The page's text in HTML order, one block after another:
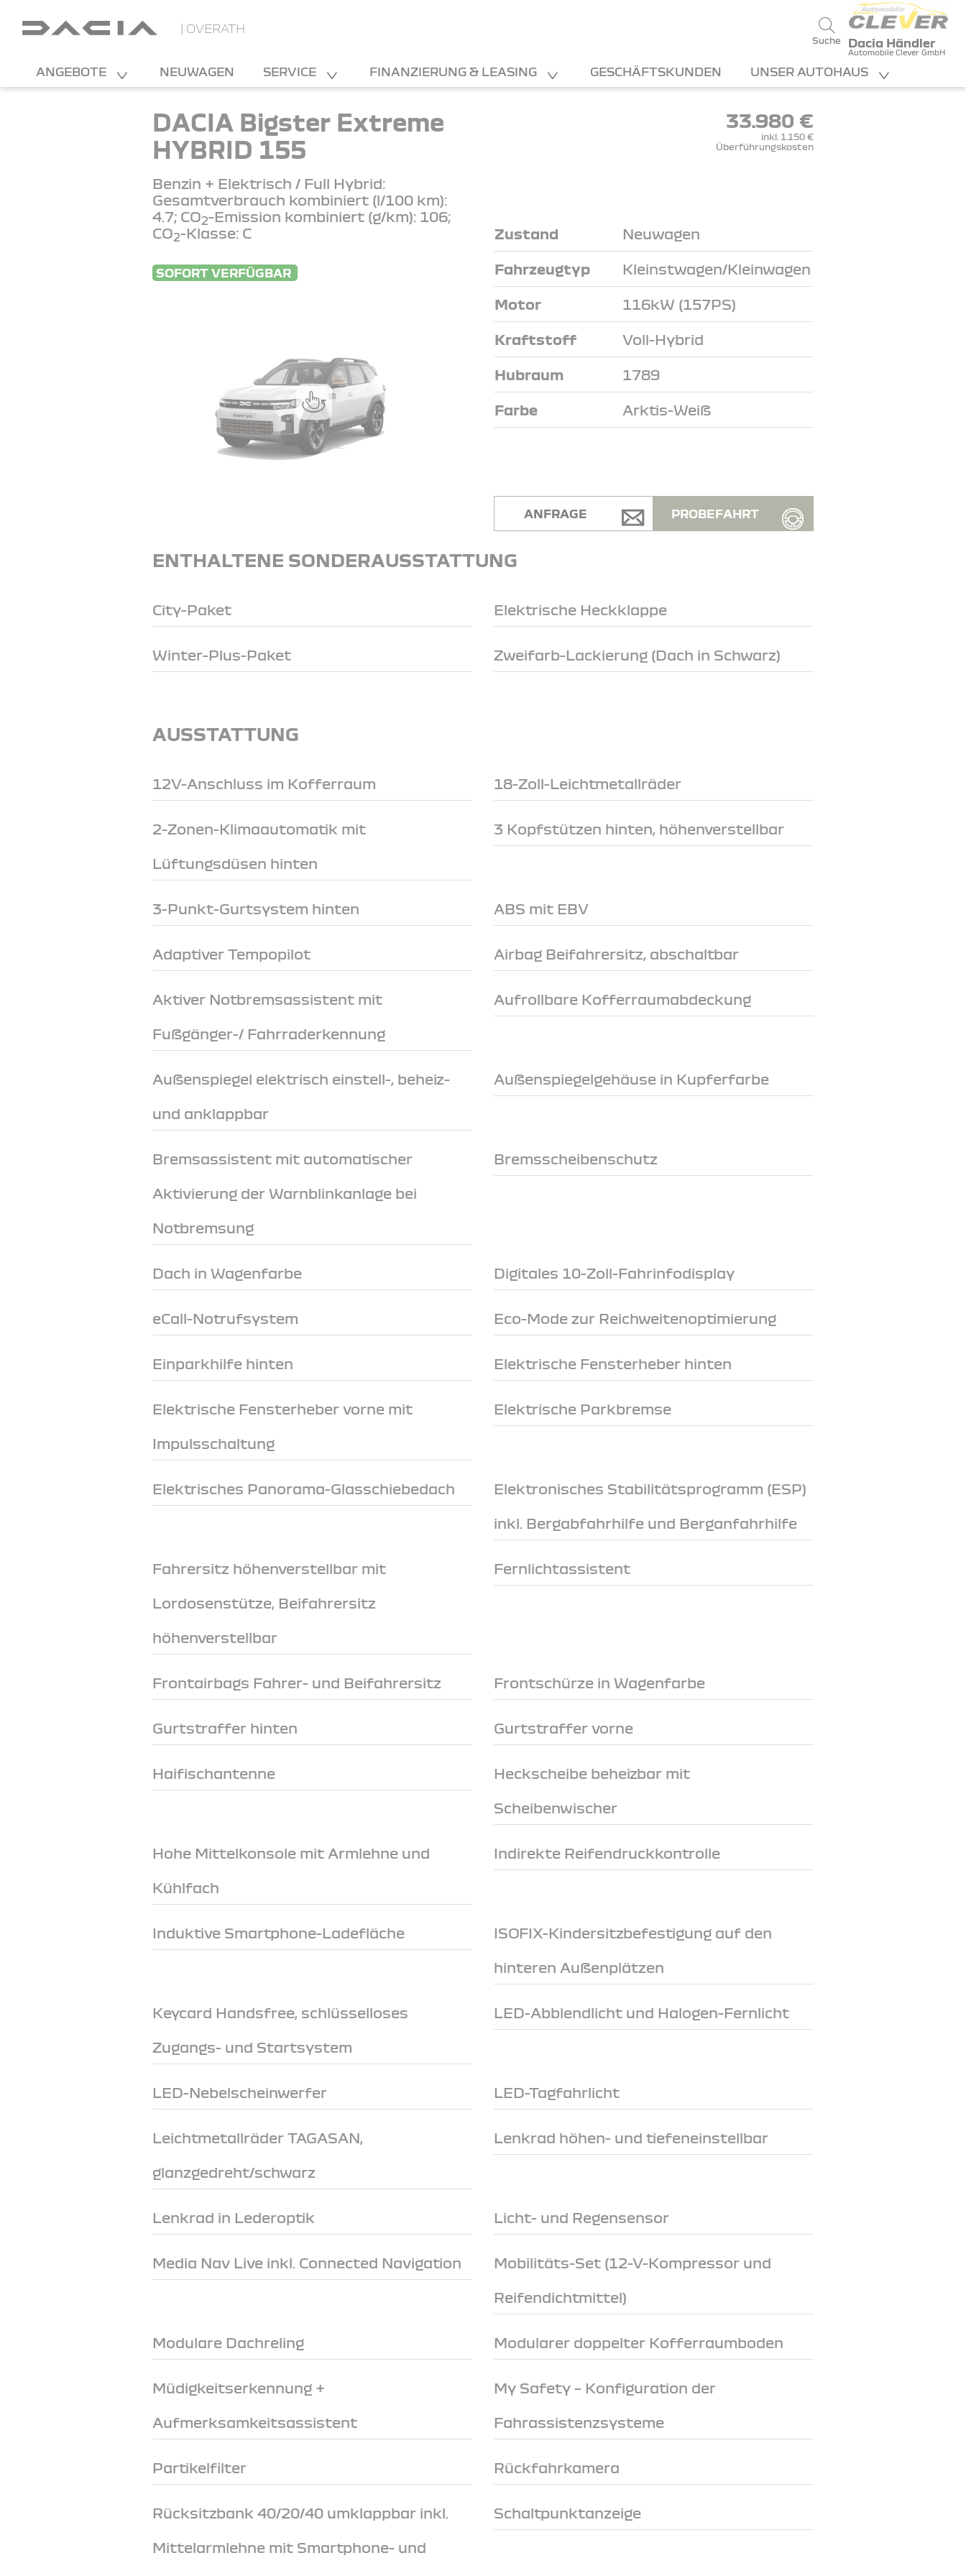
| OVERATH
Suche Dacia Händler
Automobile Clever GmbH
ANGEBOTE NEUWAGEN SERVICE FINANZIERUNG & LEASING GESCHÄFTSKUNDEN UNSER AUTOHAUS
DACIA Bigster Extreme
HYBRID 155
Benzin + Elektrisch / Full Hybrid:
Gesamtverbrauch kombiniert (l/100 km):
4.7; CO2-Emission kombiniert (g/km): 106;
CO2-Klasse: C
SOFORT VERFÜGBAR
33.980 €
inkl. 1.150 €
Überführungskosten
Zustand Neuwagen
Fahrzeugtyp Kleinstwagen/Kleinwagen
Motor 116kW (157PS)
Kraftstoff Voll-Hybrid
Hubraum 1789
Farbe Arktis-Weiß
ANFRAGE PROBEFAHRT
ENTHALTENE SONDERAUSSTATTUNG
City-Paket Elektrische Heckklappe
Winter-Plus-Paket Zweifarb-Lackierung (Dach in Schwarz)
AUSSTATTUNG
12V-Anschluss im Kofferraum 18-Zoll-Leichtmetallräder
2-Zonen-Klimaautomatik mit
Lüftungsdüsen hinten
3 Kopfstützen hinten, höhenverstellbar
3-Punkt-Gurtsystem hinten ABS mit EBV
Adaptiver Tempopilot Airbag Beifahrersitz, abschaltbar
Aktiver Notbremsassistent mit
Fußgänger-/ Fahrraderkennung
Aufrollbare Kofferraumabdeckung
Außenspiegel elektrisch einstell-, beheiz-
und anklappbar
Außenspiegelgehäuse in Kupferfarbe
Bremsassistent mit automatischer
Aktivierung der Warnblinkanlage bei
Notbremsung
Bremsscheibenschutz
Dach in Wagenfarbe Digitales 10-Zoll-Fahrinfodisplay
eCall-Notrufsystem Eco-Mode zur Reichweitenoptimierung
Einparkhilfe hinten Elektrische Fensterheber hinten
Elektrische Fensterheber vorne mit
Impulsschaltung
Elektrische Parkbremse
Elektrisches Panorama-Glasschiebedach Elektronisches Stabilitätsprogramm (ESP)
inkl. Bergabfahrhilfe und Berganfahrhilfe
Fahrersitz höhenverstellbar mit
Lordosenstütze, Beifahrersitz
höhenverstellbar
Fernlichtassistent
Frontairbags Fahrer- und Beifahrersitz Frontschürze in Wagenfarbe
Gurtstraffer hinten Gurtstraffer vorne
Haifischantenne Heckscheibe beheizbar mit
Scheibenwischer
Hohe Mittelkonsole mit Armlehne und
Kühlfach
Indirekte Reifendruckkontrolle
Induktive Smartphone-Ladefläche ISOFIX-Kindersitzbefestigung auf den
hinteren Außenplätzen
Keycard Handsfree, schlüsselloses
Zugangs- und Startsystem
LED-Abblendlicht und Halogen-Fernlicht
LED-Nebelscheinwerfer LED-Tagfahrlicht
Leichtmetallräder TAGASAN,
glanzgedreht/schwarz
Lenkrad höhen- und tiefeneinstellbar
Lenkrad in Lederoptik Licht- und Regensensor
Media Nav Live inkl. Connected Navigation Mobilitäts-Set (12-V-Kompressor und
Reifendichtmittel)
Modulare Dachreling Modularer doppelter Kofferraumboden
Müdigkeitserkennung +
Aufmerksamkeitsassistent
My Safety – Konfiguration der
Fahrassistenzsysteme
Partikelfilter Rückfahrkamera
Rücksitzbank 40/20/40 umklappbar inkl.
Mittelarmlehne mit Smartphone- und
Schaltpunktanzeige